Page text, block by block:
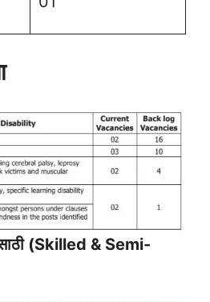
(Skilled & Semi-